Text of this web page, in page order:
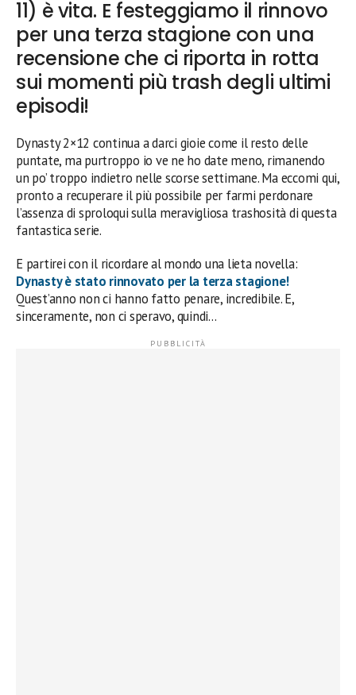
11) è vita. E festeggiamo il rinnovo
per una terza stagione con una
recensione che ci riporta in rotta
sui momenti più trash degli ultimi
episodi!
Dynasty 2×12 continua a darci gioie come il resto delle
puntate, ma purtroppo io ve ne ho date meno, rimanendo
un po’ troppo indietro nelle scorse settimane. Ma eccomi qui,
pronto a recuperare il più possibile per farmi perdonare
l’assenza di sproloqui sulla meravigliosa trashosità di questa
fantastica serie.
E partirei con il ricordare al mondo una lieta novella:
Dynasty è stato rinnovato per la terza stagione!
Quest’anno non ci hanno fatto penare, incredibile. E,
sinceramente, non ci speravo, quindi…